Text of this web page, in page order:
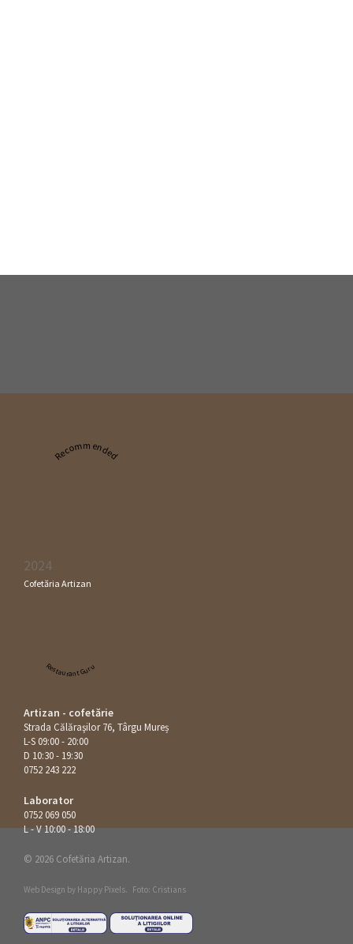
Recommended
2024
Cofetăria Artizan
Restaurant Guru
Artizan - cofetărie
Strada Călăraşilor 76, Târgu Mureș
L-S 09:00 - 20:00
D 10:30 - 19:30
0752 243 222
Laborator
0752 069 050
L - V 10:00 - 18:00
© 2026 Cofetăria Artizan.
Web Design by Happy Pixels. Foto: Cristians